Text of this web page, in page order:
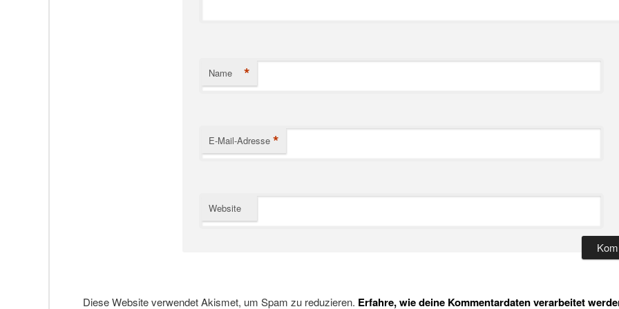
Name *
E-Mail-Adresse *
Website
Diese Website verwendet Akismet, um Spam zu reduzieren. Erfahre, wie deine Kommentardaten verarbeitet